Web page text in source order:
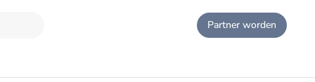
Partner worden